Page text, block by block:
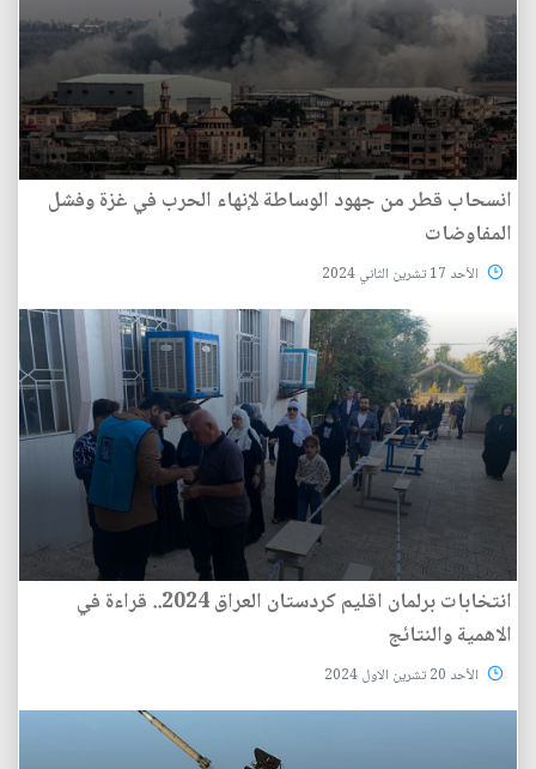
انسحاب قطر من جهود الوساطة لإنهاء الحرب في غزة وفشل
المفاوضات
الأحد 17 تشرين الثاني 2024
انتخابات برلمان اقليم كردستان العراق 2024.. قراءة في
الاهمية والنتائج
الأحد 20 تشرين الاول 2024